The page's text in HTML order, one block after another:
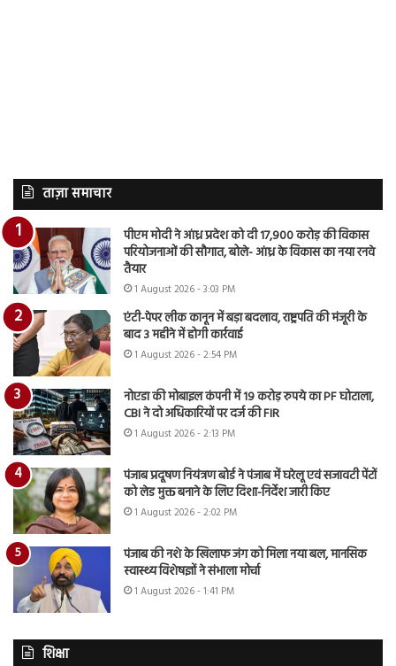
ताज़ा समाचार
पीएम मोदी ने आंध्र प्रदेश को दी 17,900 करोड़ की विकास
परियोजनाओं की सौगात, बोले- आंध्र के विकास का नया रनवे
तैयार
1 August 2026 - 3:03 PM
एंटी-पेपर लीक कानून में बड़ा बदलाव, राष्ट्रपति की मंजूरी के
बाद 3 महीने में होगी कार्रवाई
1 August 2026 - 2:54 PM
नोएडा की मोबाइल कंपनी में 19 करोड़ रुपये का PF घोटाला,
CBI ने दो अधिकारियों पर दर्ज की FIR
1 August 2026 - 2:13 PM
पंजाब प्रदूषण नियंत्रण बोर्ड ने पंजाब में घरेलू एवं सजावटी पेंटों
को लेड मुक्त बनाने के लिए दिशा-निर्देश जारी किए
1 August 2026 - 2:02 PM
पंजाब की नशे के खिलाफ जंग को मिला नया बल, मानसिक
स्वास्थ्य विशेषज्ञों ने संभाला मोर्चा
1 August 2026 - 1:41 PM
शिक्षा